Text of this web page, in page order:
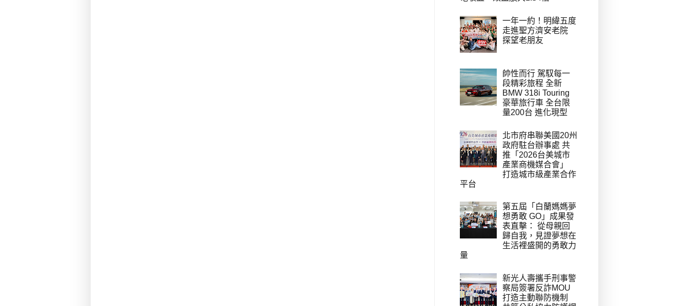
一年一約！明緯五度
走進聖方濟安老院
探望老朋友
帥性而行 駕馭每一
段精彩旅程 全新
BMW 318i Touring
豪華旅行車 全台限
量200台 進化現型
北市府串聯美國20州
政府駐台辦事處 共
推「2026台美城市
產業商機媒合會」
打造城市級產業合作
平台
第五屆「白蘭媽媽夢
想勇敢 GO」成果發
表直擊： 從母親回
歸自我，見證夢想在
生活裡盛開的勇敢力
量
新光人壽攜手刑事警
察局簽署反詐MOU
打造主動聯防機制